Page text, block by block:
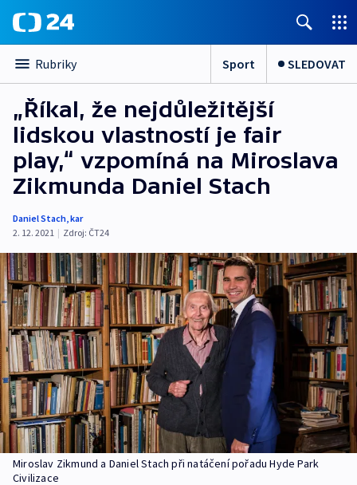
Rubriky Sport SLEDOVAT
„Říkal, že nejdůležitější
lidskou vlastností je fair
play,“ vzpomíná na Miroslava
Zikmunda Daniel Stach
Daniel Stach,kar
2. 12. 2021 | Zdroj: ČT24
Miroslav Zikmund a Daniel Stach při natáčení pořadu Hyde Park
Civilizace